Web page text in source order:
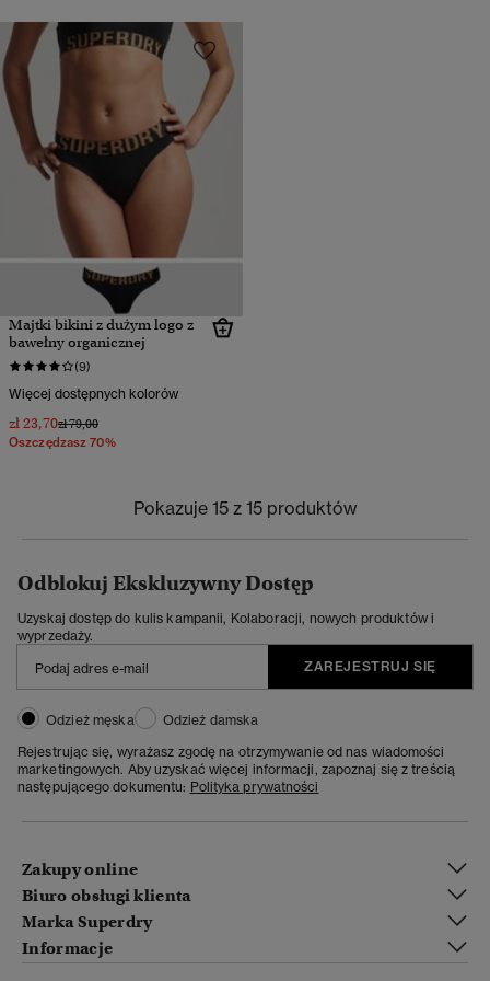
Majtki bikini z dużym logo z
bawełny organicznej
(9)
Więcej dostępnych kolorów
zł 23,70Cena obniżona od
zł 79,00do
Oszczędzasz 70%
Pokazuje 15 z 15 produktów
Odblokuj Ekskluzywny Dostęp
Uzyskaj dostęp do kulis kampanii, Kolaboracji, nowych produktów i
wyprzedaży.
ZAREJESTRUJ SIĘ
Odzież męska
Odzież damska
Rejestrując się, wyrażasz zgodę na otrzymywanie od nas wiadomości
marketingowych. Aby uzyskać więcej informacji, zapoznaj się z treścią
następującego dokumentu: Polityka prywatności
Zakupy online
Biuro obsługi klienta
Marka Superdry
Informacje